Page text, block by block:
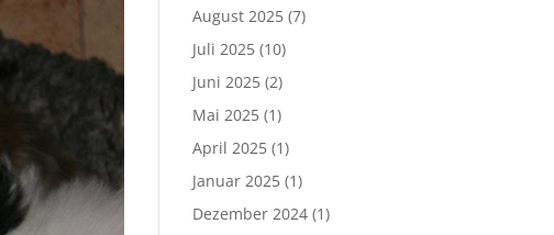
August 2025 (7)
Juli 2025 (10)
Juni 2025 (2)
Mai 2025 (1)
April 2025 (1)
Januar 2025 (1)
Dezember 2024 (1)